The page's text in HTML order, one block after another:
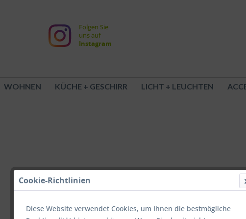
Folgen Sie
uns auf
Instagram
WOHNEN KÜCHE + GESCHIRR LICHT + LEUCHTEN
Cookie-Richtlinien
Diese Website verwendet Cookies, um Ihnen die bestmögliche